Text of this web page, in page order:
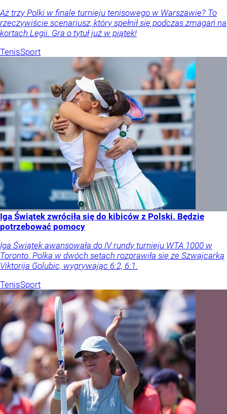
Aż trzy Polki w finale turnieju tenisowego w Warszawie? To
rzeczywiście scenariusz, który spełnił się podczas zmagań na
kortach Legii. Gra o tytuł już w piątek!
TenisSport
Iga Świątek zwróciła się do kibiców z Polski. Będzie
potrzebować pomocy
Iga Świątek awansowała do IV rundy turnieju WTA 1000 w
Toronto. Polka w dwóch setach rozprawiła się ze Szwajcarką
Viktorija Golubic, wygrywając 6:2, 6:1.
TenisSport